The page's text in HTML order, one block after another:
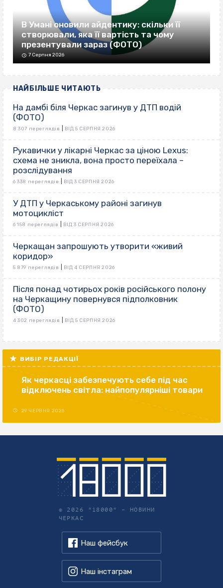
В Умані оновили айдентику: скільки її
створювали, яка її вартість та чому
презентували зараз (ФОТО)
7 Серпня 2026
НАЙБІЛЬШЕ ЧИТАЮТЬ
На дамбі біля Черкас загинув у ДТП водій
(ФОТО)
8 307 переглядів ВІД 5 СЕРПНЯ 2026
Рукавички у лікарні Черкас за ціною Lexus:
схема не зникла, вона просто переїхала –
розслідування
6 338 переглядів ВІД 3 СЕРПНЯ 2026
У ДТП у Черкаському районі загинув
мотоцикліст
6 158 переглядів ВІД 3 СЕРПНЯ 2026
Черкащан запрошують утворити «живий
коридор»
5 879 переглядів ВІД 4 СЕРПНЯ 2026
Після понад чотирьох років російського полону
на Черкащину повернувся підполковник
(ФОТО)
4 302 переглядів ВІД 5 СЕРПНЯ 2026
ВИБІР РЕДАКЦІЇ
Як черкасці забезпечують себе під час
відключень світла: найпопулярніші товари
29 ЧЕРВНЯ 2026
© 2026 "18000" – НОВИНИ
ЧЕРКАС
Наш фейсбук
Наш інстаграм